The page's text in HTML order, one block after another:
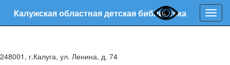
Калужская областная детская библиотека
248001, г.Калуга, ул. Ленина, д. 74